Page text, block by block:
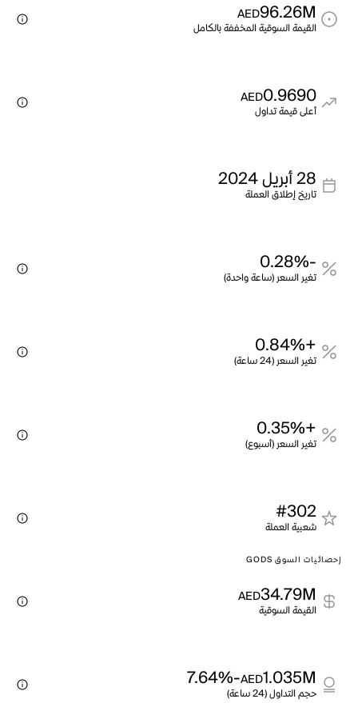
96.26M
AED
القيمة السوقية المخففة بالكامل
0.9690
AED
أعلى قيمة تداول
28 أبريل 2024
تاريخ إطلاق العملة
-0.28%
تغير السعر (ساعة واحدة)
+0.84%
تغير السعر (24 ساعة)
+0.35%
تغير السعر (أسبوع)
#302
شعبية العملة
إحصائيات السوق GODS
34.79M
AED
القيمة السوقية
1.035M
AED
-7.64%
حجم التداول (24 ساعة)